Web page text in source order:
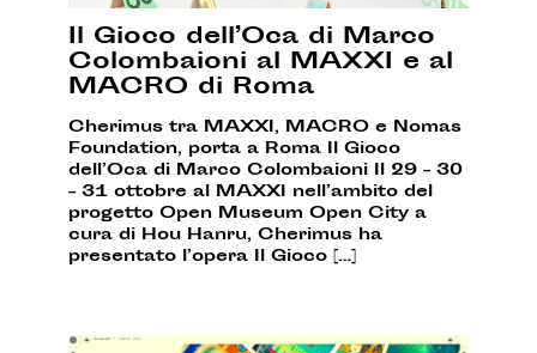
Il Gioco dell’Oca di Marco
Colombaioni al MAXXI e al
MACRO di Roma
Cherimus tra MAXXI, MACRO e Nomas
Foundation, porta a Roma Il Gioco
dell’Oca di Marco Colombaioni Il 29 – 30
– 31 ottobre al MAXXI nell’ambito del
progetto Open Museum Open City a
cura di Hou Hanru, Cherimus ha
presentato l’opera Il Gioco […]